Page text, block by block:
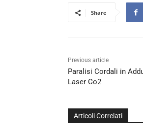
Share
Previous article
Paralisi Cordali in
Laser Co2
Articoli Correlati